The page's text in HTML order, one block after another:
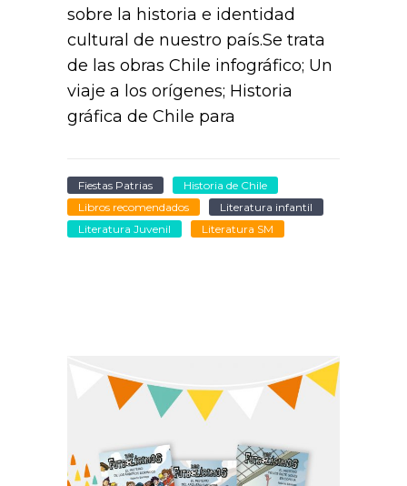
sobre la historia e identidad
cultural de nuestro país.Se trata
de las obras Chile infográfico; Un
viaje a los orígenes; Historia
gráfica de Chile para
Fiestas Patrias
Historia de Chile
Libros recomendados
Literatura infantil
Literatura Juvenil
Literatura SM